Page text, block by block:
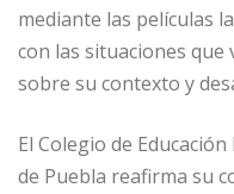
mediante las películas
con las situaciones
sobre su contexto y
El Colegio de
de Puebla reafirma su